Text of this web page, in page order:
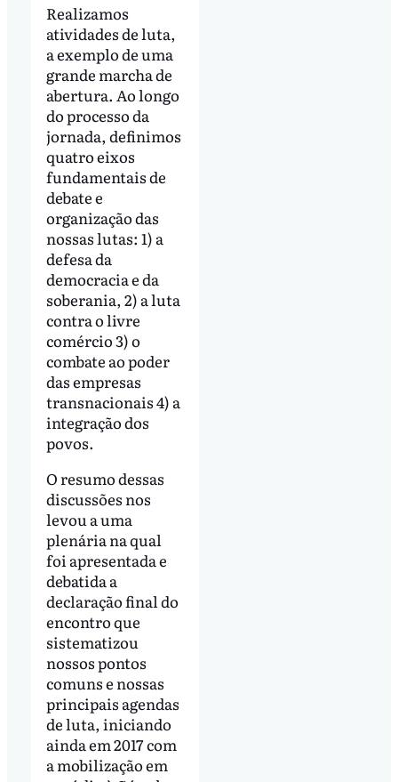
Realizamos
atividades de luta,
a exemplo de uma
grande marcha de
abertura. Ao longo
do processo da
jornada, definimos
quatro eixos
fundamentais de
debate e
organização das
nossas lutas: 1) a
defesa da
democracia e da
soberania, 2) a luta
contra o livre
comércio 3) o
combate ao poder
das empresas
transnacionais 4) a
integração dos
povos.
O resumo dessas
discussões nos
levou a uma
plenária na qual
foi apresentada e
debatida a
declaração final do
encontro que
sistematizou
nossos pontos
comuns e nossas
principais agendas
de luta, iniciando
ainda em 2017 com
a mobilização em